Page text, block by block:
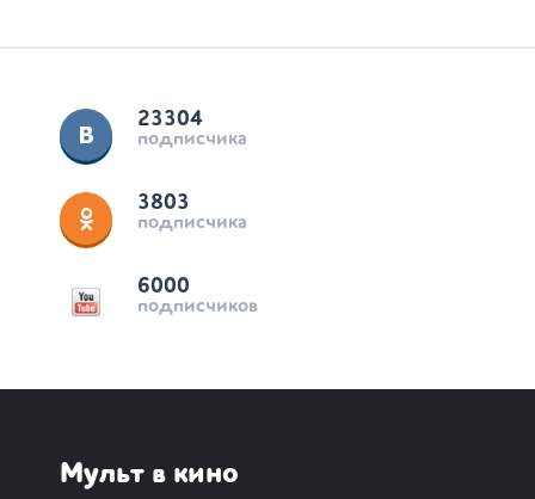
23304
подписчика
3803
подписчика
6000
подписчиков
Мульт в кино